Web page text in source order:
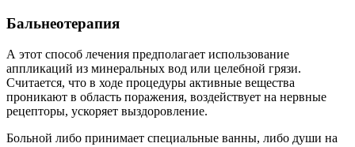
Бальнеотерапия
А этот способ лечения предполагает использование
аппликаций из минеральных вод или целебной грязи.
Считается, что в ходе процедуры активные вещества
проникают в область поражения, воздействует на нервные
рецепторы, ускоряет выздоровление.
Больной либо принимает специальные ванны, либо души на